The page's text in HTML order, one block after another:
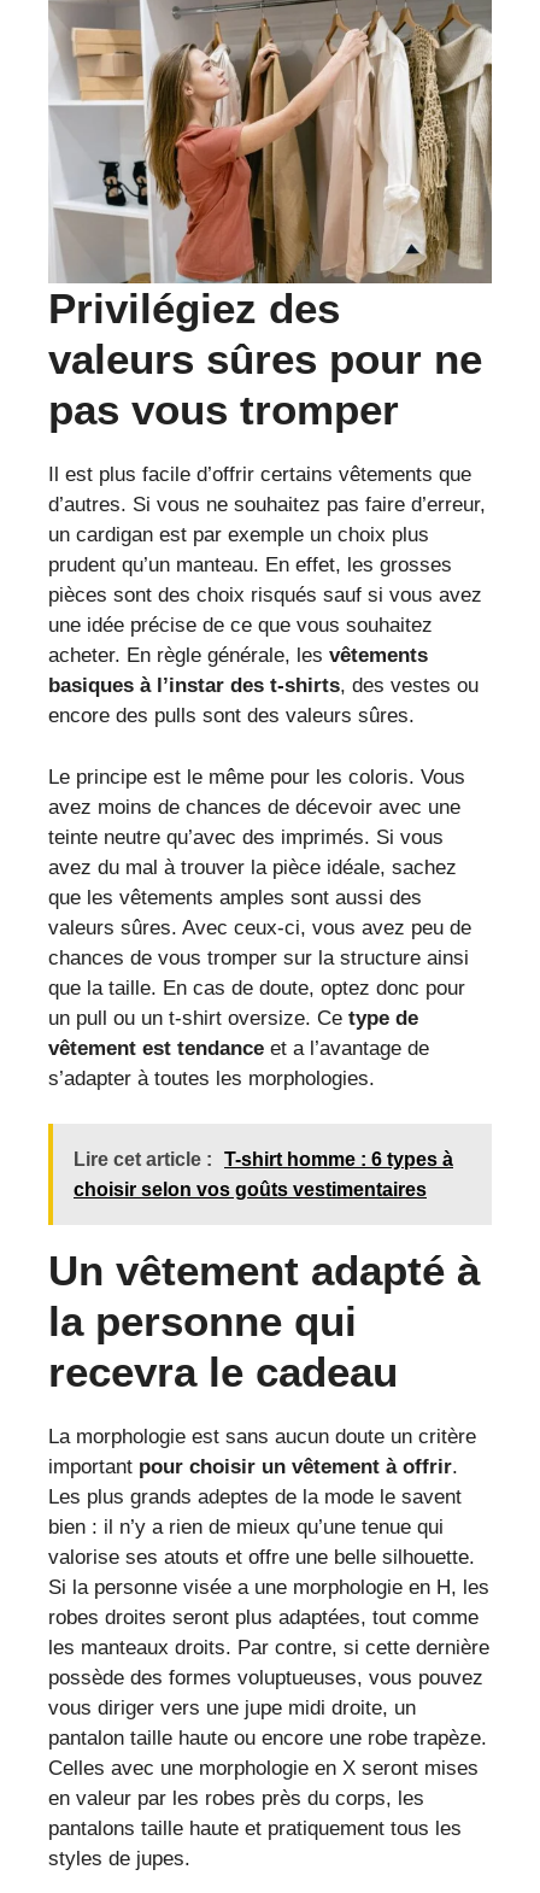
Privilégiez des
valeurs sûres pour ne
pas vous tromper
Il est plus facile d’offrir certains vêtements que
d’autres. Si vous ne souhaitez pas faire d’erreur,
un cardigan est par exemple un choix plus
prudent qu’un manteau. En effet, les grosses
pièces sont des choix risqués sauf si vous avez
une idée précise de ce que vous souhaitez
acheter. En règle générale, les vêtements
basiques à l’instar des t-shirts, des vestes ou
encore des pulls sont des valeurs sûres.
Le principe est le même pour les coloris. Vous
avez moins de chances de décevoir avec une
teinte neutre qu’avec des imprimés. Si vous
avez du mal à trouver la pièce idéale, sachez
que les vêtements amples sont aussi des
valeurs sûres. Avec ceux-ci, vous avez peu de
chances de vous tromper sur la structure ainsi
que la taille. En cas de doute, optez donc pour
un pull ou un t-shirt oversize. Ce type de
vêtement est tendance et a l’avantage de
s’adapter à toutes les morphologies.
Lire cet article :
T-shirt homme : 6 types à
choisir selon vos goûts vestimentaires
Un vêtement adapté à
la personne qui
recevra le cadeau
La morphologie est sans aucun doute un critère
important pour choisir un vêtement à offrir.
Les plus grands adeptes de la mode le savent
bien : il n’y a rien de mieux qu’une tenue qui
valorise ses atouts et offre une belle silhouette.
Si la personne visée a une morphologie en H, les
robes droites seront plus adaptées, tout comme
les manteaux droits. Par contre, si cette dernière
possède des formes voluptueuses, vous pouvez
vous diriger vers une jupe midi droite, un
pantalon taille haute ou encore une robe trapèze.
Celles avec une morphologie en X seront mises
en valeur par les robes près du corps, les
pantalons taille haute et pratiquement tous les
styles de jupes.